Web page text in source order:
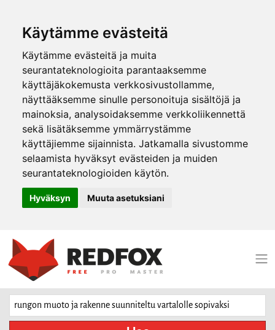
Käytämme evästeitä
Käytämme evästeitä ja muita
seurantateknologioita parantaaksemme
käyttäjäkokemusta verkkosivustollamme,
näyttääksemme sinulle personoituja sisältöjä ja
mainoksia, analysoidaksemme verkkoliikennettä
sekä lisätäksemme ymmärrystämme
käyttäjiemme sijainnista. Jatkamalla sivustomme
selaamista hyväksyt evästeiden ja muiden
seurantateknologioiden käytön.
Hyväksyn Muuta asetuksiani